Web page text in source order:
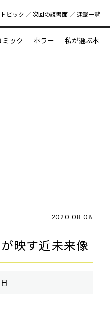
トピック 次回の読書⾯ 連載一覧
ミック ホラー 私が選ぶ本
2020.08.08
映す近未来像